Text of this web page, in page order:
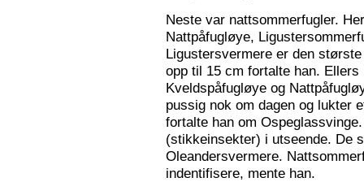
Neste var nattsommerfugler.
Nattpåfugløye,
Ligustersvermere er den
opp til 15 cm fortalte han.
Kveldspåfugløye og
pussig nok om dagen og lukter
fortalte han om
(stikkeinsekter) i utseende. De
Oleandersvermere.
indentifisere, mente han.